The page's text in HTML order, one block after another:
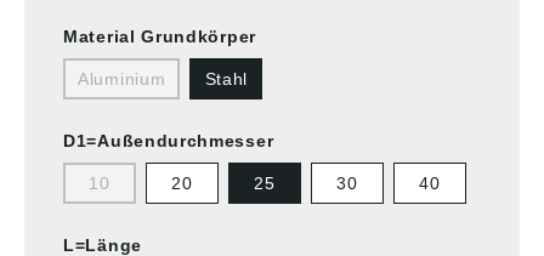
Material Grundkörper
Aluminium Stahl
D1=Außendurchmesser
10 20 25 30 40
L=Länge